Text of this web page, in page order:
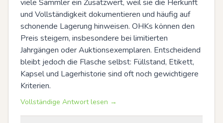
viele Sammler ein Zusatzwert, weil sie die Herkunft
und Vollständigkeit dokumentieren und häufig auf
schonende Lagerung hinweisen. OHKs können den
Preis steigern, insbesondere bei limitierten
Jahrgängen oder Auktionsexemplaren. Entscheidend
bleibt jedoch die Flasche selbst: Füllstand, Etikett,
Kapsel und Lagerhistorie sind oft noch gewichtigere
Kriterien.
Vollständige Antwort lesen →